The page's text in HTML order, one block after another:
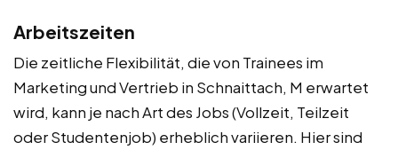
Arbeitszeiten
Die zeitliche Flexibilität, die von Trainees im
Marketing und Vertrieb in Schnaittach, M erwartet
wird, kann je nach Art des Jobs (Vollzeit, Teilzeit
oder Studentenjob) erheblich variieren. Hier sind